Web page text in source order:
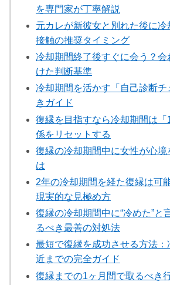
を専門家が丁寧解説
元カレが新彼女と別れた後に
接触の推奨タイミング
冷却期間終了後すぐに会う？会
けた判断基準
冷却期間を活かす「自己診断
きガイド
復縁を目指すなら冷却期間は「
係をリセットする
復縁の冷却期間中に女性が心境
は
2年の冷却期間を経た復縁は可
現実的な見極め方
復縁の冷却期間中に“冷めた”と
るべき最善の対処法
最短で復縁を成功させる方法
近までの完全ガイド
復縁までの1ヶ月間で取るべき